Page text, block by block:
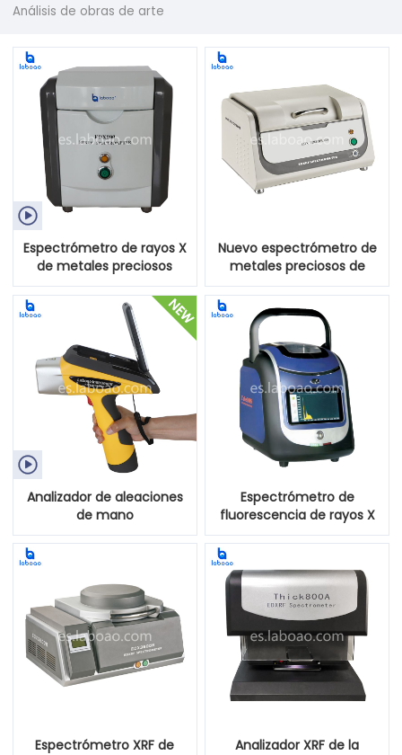
Análisis de obras de arte

Espectrómetro de rayos X
de metales preciosos
Nuevo espectrómetro de
metales preciosos de
fluorescencia XRF

Analizador de aleaciones
de mano
Espectrómetro de
fluorescencia de rayos X
de dispersión de energía
Espectrómetro XRF de
Analizador XRF de la